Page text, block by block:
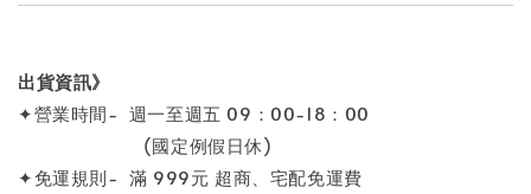
出貨資訊》
✦營業時間- 週一至週五 09：00-18：00
(國定例假日休)
✦免運規則- 滿 999元 超商、宅配免運費